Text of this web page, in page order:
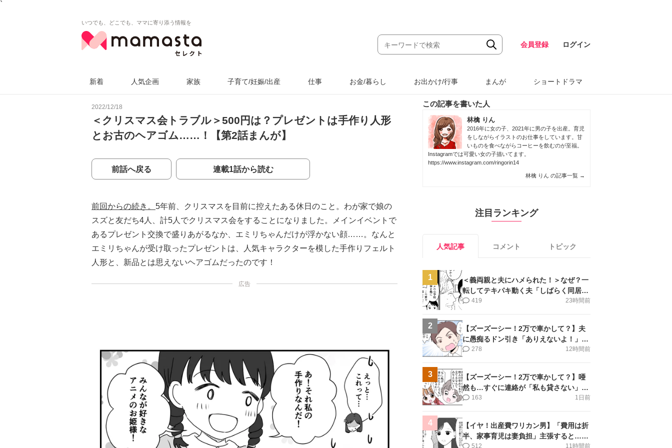
`
いつでも、どこでも、ママに寄り添う情報を
会員登録 ログイン
新着 人気企画 家族 子育て/妊娠/出産 仕事 お金/暮らし お出かけ/行事 まんが ショートドラマ
2022/12/18
＜クリスマス会トラブル＞500円は？プレゼントは手作り人形
とお古のヘアゴム……！【第2話まんが】
前話へ戻る 連載1話から読む
前回からの続き。 5年前、クリスマスを目前に控えたある休日のこと。わが家で娘の
スズと友だち4人、計5人でクリスマス会をすることになりました。メインイベントで
あるプレゼント交換で盛りあがるなか、エミリちゃんだけが浮かない顔……。なんと
エミリちゃんが受け取ったプレゼントは、人気キャラクターを模した手作りフェルト
人形と、新品とは思えないヘアゴムだったのです！
広告
この記事を書いた人
林檎 りん
2016年に女の子、2021年に男の子を出産。育児
をしながらイラストのお仕事をしています。甘
いものを食べながらコーヒーを飲むのが至福。
Instagramでは可愛い女の子描いてます。
https://www.instagram.com/ringorin14
林檎 りん の記事一覧 →
注目ランキング
人気記事 コメント トピック
1
＜義両親と夫にハメられた！＞なぜ？一
転してテキパキ動く夫「しばらく同居」
提案され【第4話まんが】
23時間前
419
2
【ズーズーシー！2万で車かして？】夫
に愚痴るドン引き「ありえないよ！」＜
第16話＞#4コマ母道場
12時間前
278
3
【ズーズーシー！2万で車かして？】唖
然も…すぐに連絡が「私も貸さない」＜
第15話＞#4コマ母道場
1日前
163
4
【イヤ！出産費ワリカン男】「費用は折
半、家事育児は妻負担」主張すると…＜
第11話＞#4コマ母道場
11時間前
512